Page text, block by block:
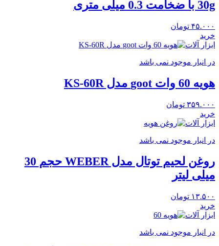
30g با ضخامت 0.3 میلی متری
۴۵.۰۰۰ تومان
خرید
ابزار آلات
در انبار موجود نمی باشد
هویه 60 وات goot مدل KS-60R
۳۵۹.۰۰۰ تومان
خرید
ابزار آلات
در انبار موجود نمی باشد
روغن لحیم توتال مدل WEBER حجم 30
میلی لیتر
۱۳.۵۰۰ تومان
خرید
ابزار آلات
در انبار موجود نمی باشد